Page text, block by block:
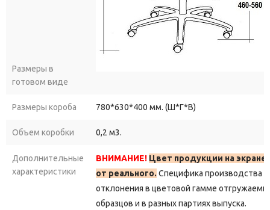
Размеры в
готовом виде
Размеры короба 780*630*400 мм. (Ш*Г*В)
Объем коробки 0,2 м3.
Дополнительные
характеристики
ВНИМАНИЕ! Цвет продукции на
от реального. Специфика производства
отклонения в цветовой гамме
образцов и в разных партиях выпуска.